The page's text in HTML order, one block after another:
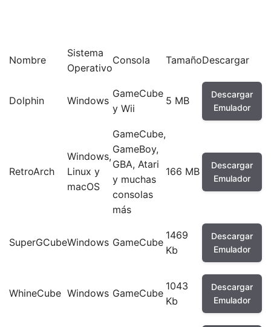
Nombre
Sistema
Operativo
Consola TamañoDescargar
Dolphin Windows
GameCube
y Wii
5 MB
Descargar
Emulador
RetroArch
Windows,
Linux y
macOS
GameCube,
GameBoy,
GBA, Atari
y muchas
consolas
más
166 MB
Descargar
Emulador
SuperGCubeWindows GameCube
1469
Kb
Descargar
Emulador
WhineCube Windows GameCube
1043
Kb
Descargar
Emulador